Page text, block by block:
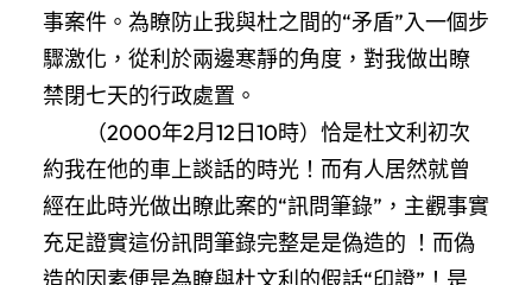
事案件。為瞭防止我與杜之間的“矛盾”入一個步
驟激化，從利於兩邊寒靜的角度，對我做出瞭
禁閉七天的行政處置。
（2000年2月12日10時）恰是杜文利初次
約我在他的車上談話的時光！而有人居然就曾
經在此時光做出瞭此案的“訊問筆錄”，主觀事實
充足證實這份訊問筆錄完整是是偽造的 ！而偽
造的因素便是為瞭與杜文利的假話“印證”！是